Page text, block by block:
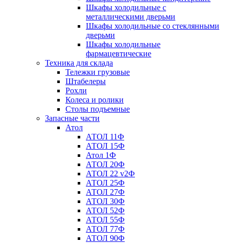
Шкафы холодильные с
металлическими дверьми
Шкафы холодильные со стеклянными
дверьми
Шкафы холодильные
фармацевтические
Техника для склада
Тележки грузовые
Штабелеры
Рохли
Колеса и ролики
Столы подъемные
Запасные части
Атол
АТОЛ 11Ф
АТОЛ 15Ф
Атол 1Ф
АТОЛ 20Ф
АТОЛ 22 v2Ф
АТОЛ 25Ф
АТОЛ 27Ф
АТОЛ 30Ф
АТОЛ 52Ф
АТОЛ 55Ф
АТОЛ 77Ф
АТОЛ 90Ф